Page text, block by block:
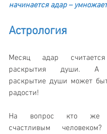
начинается адар –
Астрология
Месяц адар
раскрытия души. А
раскрытие души может
радости!
На вопрос кто же
счастливым